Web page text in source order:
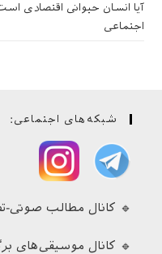
گرمایش زمین
(۲)
آیا انسان حیوانی
اجتماعی
شبکه‌های اجتماعی:
🔹 کانال مطالب صوتی-
🔹 کانال موسیقی‌های